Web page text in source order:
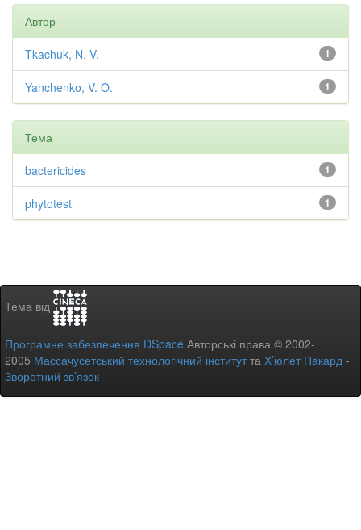
Автор
1
Tkachuk, N. V.
1
Yanchenko, V. O.
Тема
1
bactericides
1
phytotest
Тема від
Програмне забезпечення DSpace Авторські права © 2002-
2005 Массачусетський технологічний інститутта Х’юлет Пакард -
Зворотний зв’язок